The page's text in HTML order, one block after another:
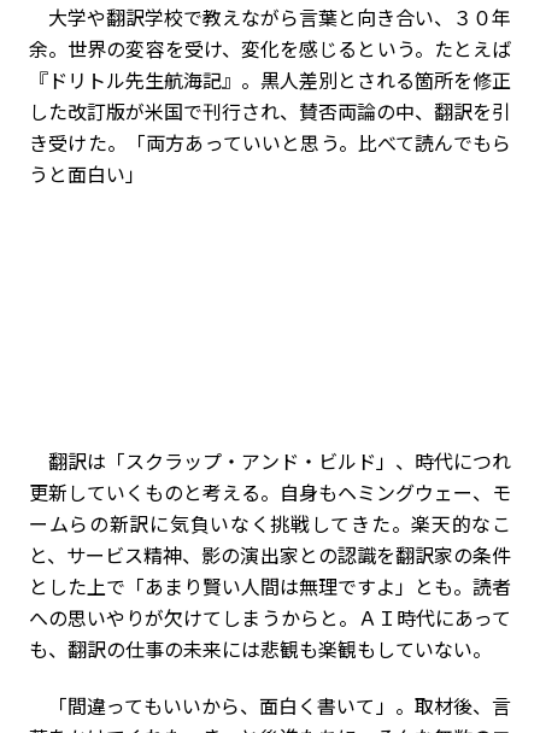
大学や翻訳学校で教えながら言葉と向き合い、３０年
余。世界の変容を受け、変化を感じるという。たとえば
『ドリトル先生航海記』。黒人差別とされる箇所を修正
した改訂版が米国で刊行され、賛否両論の中、翻訳を引
き受けた。「両方あっていいと思う。比べて読んでもら
うと面白い」
翻訳は「スクラップ・アンド・ビルド」、時代につれ
更新していくものと考える。自身もヘミングウェー、モ
ームらの新訳に気負いなく挑戦してきた。楽天的なこ
と、サービス精神、影の演出家との認識を翻訳家の条件
とした上で「あまり賢い人間は無理ですよ」とも。読者
への思いやりが欠けてしまうからと。ＡＩ時代にあって
も、翻訳の仕事の未来には悲観も楽観もしていない。
「間違ってもいいから、面白く書いて」。取材後、言